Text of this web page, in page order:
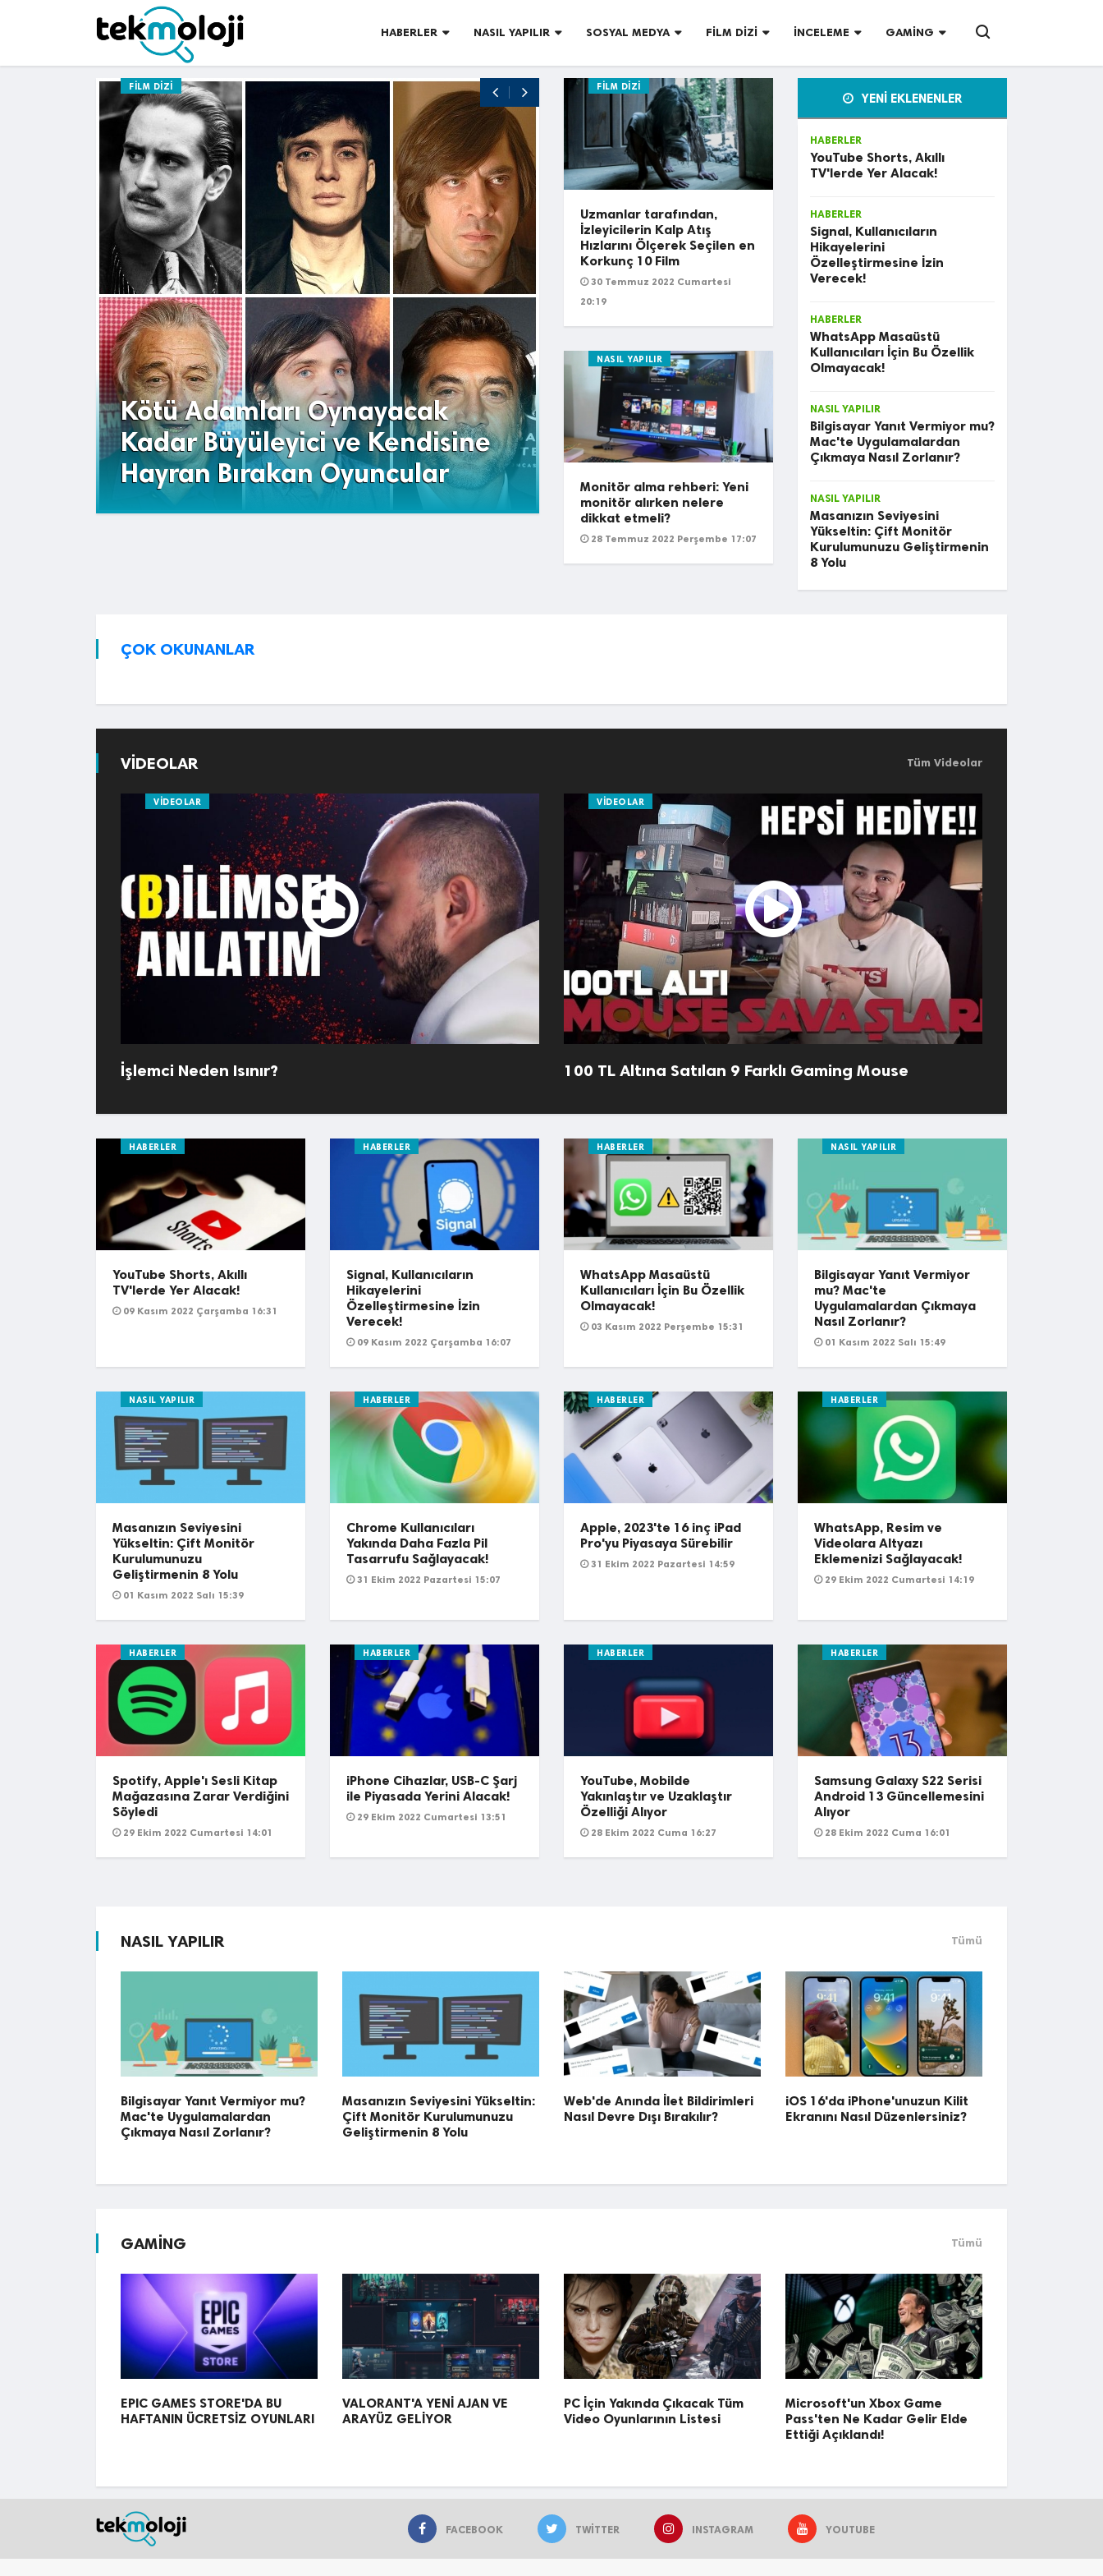
HABERLER NASIL YAPILIR SOSYAL MEDYA FILM DIZI İNCELEME GAMING
FILM DIZI
Kötü Adamları Oynayacak
Kadar Büyüleyici ve Kendisine
Hayran Bırakan Oyuncular
FILM DIZI
Bu oyuncuları ilk izleyişte
tanıyamadığınıza bahse
girebiliriz
FILM DIZI
Uzmanlar tarafından,
İzleyicilerin Kalp Atış
Hızlarını Ölçerek Seçilen en
Korkunç 10 Film
30 Temmuz 2022 Cumartesi
20:19
NASIL YAPILIR
Monitör alma rehberi: Yeni
monitör alırken nelere
dikkat etmeli?
28 Temmuz 2022 Perşembe 17:07
YENİ EKLENENLER
HABERLER
YouTube Shorts, Akıllı
TV'lerde Yer Alacak!
HABERLER
Signal, Kullanıcıların
Hikayelerini
Özelleştirmesine İzin
Verecek!
HABERLER
WhatsApp Masaüstü
Kullanıcıları İçin Bu Özellik
Olmayacak!
NASIL YAPILIR
Bilgisayar Yanıt Vermiyor mu?
Mac'te Uygulamalardan
Çıkmaya Nasıl Zorlanır?
NASIL YAPILIR
Masanızın Seviyesini
Yükseltin: Çift Monitör
Kurulumunuzu Geliştirmenin
8 Yolu
ÇOK OKUNANLAR
VİDEOLAR Tüm Videolar
VIDEOLAR
İşlemci Neden Isınır?
VIDEOLAR
100 TL Altına Satılan 9 Farklı Gaming Mouse
HABERLER
YouTube Shorts, Akıllı
TV'lerde Yer Alacak!
09 Kasım 2022 Çarşamba 16:31
HABERLER
Signal, Kullanıcıların
Hikayelerini
Özelleştirmesine İzin
Verecek!
09 Kasım 2022 Çarşamba 16:07
HABERLER
WhatsApp Masaüstü
Kullanıcıları İçin Bu Özellik
Olmayacak!
03 Kasım 2022 Perşembe 15:31
NASIL YAPILIR
Bilgisayar Yanıt Vermiyor
mu? Mac'te
Uygulamalardan Çıkmaya
Nasıl Zorlanır?
01 Kasım 2022 Salı 15:49
NASIL YAPILIR
Masanızın Seviyesini
Yükseltin: Çift Monitör
Kurulumunuzu
Geliştirmenin 8 Yolu
01 Kasım 2022 Salı 15:39
HABERLER
Chrome Kullanıcıları
Yakında Daha Fazla Pil
Tasarrufu Sağlayacak!
31 Ekim 2022 Pazartesi 15:07
HABERLER
Apple, 2023'te 16 inç iPad
Pro'yu Piyasaya Sürebilir
31 Ekim 2022 Pazartesi 14:59
HABERLER
WhatsApp, Resim ve
Videolara Altyazı
Eklemenizi Sağlayacak!
29 Ekim 2022 Cumartesi 14:19
HABERLER
Spotify, Apple'ı Sesli Kitap
Mağazasına Zarar Verdiğini
Söyledi
29 Ekim 2022 Cumartesi 14:01
HABERLER
iPhone Cihazlar, USB-C Şarj
ile Piyasada Yerini Alacak!
29 Ekim 2022 Cumartesi 13:51
HABERLER
YouTube, Mobilde
Yakınlaştır ve Uzaklaştır
Özelliği Alıyor
28 Ekim 2022 Cuma 16:27
HABERLER
Samsung Galaxy S22 Serisi
Android 13 Güncellemesini
Alıyor
28 Ekim 2022 Cuma 16:01
NASIL YAPILIR Tümü
Bilgisayar Yanıt Vermiyor mu?
Mac'te Uygulamalardan
Çıkmaya Nasıl Zorlanır?
Masanızın Seviyesini Yükseltin:
Çift Monitör Kurulumunuzu
Geliştirmenin 8 Yolu
Web'de Anında İlet Bildirimleri
Nasıl Devre Dışı Bırakılır?
iOS 16'da iPhone'unuzun Kilit
Ekranını Nasıl Düzenlersiniz?
GAMİNG Tümü
EPIC GAMES STORE'DA BU
HAFTANIN ÜCRETSİZ OYUNLARI
VALORANT'A YENİ AJAN VE
ARAYÜZ GELİYOR
PC İçin Yakında Çıkacak Tüm
Video Oyunlarının Listesi
Microsoft'un Xbox Game
Pass'ten Ne Kadar Gelir Elde
Ettiği Açıklandı!
FACEBOOK TWITTER INSTAGRAM YOUTUBE